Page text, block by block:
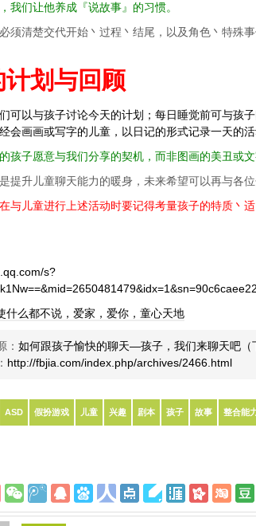
我们让他养成『说故事』的习惯。
须清楚交代开始丶过程丶结尾，以及角色丶特殊
划与回顾
可以与孩子讨论今天的计划；每日睡觉前可与孩
会画画或写字的儿童，以日记的形式记录一天的活
孩子愿意与我们分享的契机，而非图画的美丑或
提升儿童聊天能力的暖身，未来希望可以再与各
与儿童进行上述活动时要记得考量孩子的特质丶
s?
什么都不说，爱家，爱你，童心天地
： 如何跟孩子愉快的聊天—孩子，我们来聊天吧（
http://fbjia.com/index.php/archives/2466.html
ASD 假扮游戏 儿童 兴趣 剧本 孩子 故事 整合能